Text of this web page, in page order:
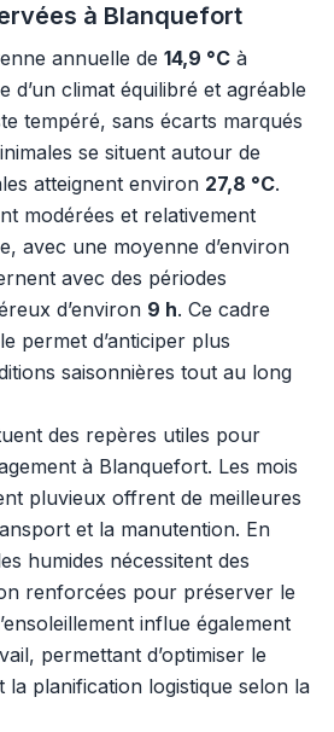
à Blanquefort
annuelle de 14,9 °C à
d’un climat équilibré et agréable
tempéré, sans écarts marqués
se situent autour de
atteignent environ 27,8 °C.
modérées et relativement
avec une moyenne d’environ
avec des périodes
d’environ 9 h. Ce cadre
permet d’anticiper plus
saisonnières tout au long
des repères utiles pour
à Blanquefort. Les mois
pluvieux offrent de meilleures
et la manutention. En
humides nécessitent des
renforcées pour préserver le
influe également
permettant d’optimiser le
la planification logistique selon la